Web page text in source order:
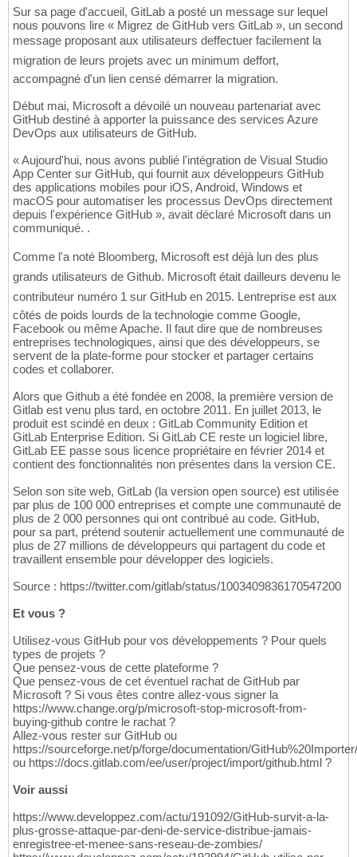
Sur sa page d'accueil, GitLab a posté un message sur lequel
nous pouvons lire « Migrez de GitHub vers GitLab », un second
message proposant aux utilisateurs deffectuer facilement la
migration de leurs projets avec un minimum deffort,
accompagné d'un lien censé démarrer la migration.
Début mai, Microsoft a dévoilé un nouveau partenariat avec
GitHub destiné à apporter la puissance des services Azure
DevOps aux utilisateurs de GitHub.
« Aujourd'hui, nous avons publié l'intégration de Visual Studio
App Center sur GitHub, qui fournit aux développeurs GitHub
des applications mobiles pour iOS, Android, Windows et
macOS pour automatiser les processus DevOps directement
depuis l'expérience GitHub », avait déclaré Microsoft dans un
communiqué. .
Comme l'a noté Bloomberg, Microsoft est déjà lun des plus
grands utilisateurs de Github. Microsoft était dailleurs devenu le
contributeur numéro 1 sur GitHub en 2015. Lentreprise est aux
côtés de poids lourds de la technologie comme Google,
Facebook ou même Apache. Il faut dire que de nombreuses
entreprises technologiques, ainsi que des développeurs, se
servent de la plate-forme pour stocker et partager certains
codes et collaborer.
Alors que Github a été fondée en 2008, la première version de
Gitlab est venu plus tard, en octobre 2011. En juillet 2013, le
produit est scindé en deux : GitLab Community Edition et
GitLab Enterprise Edition. Si GitLab CE reste un logiciel libre,
GitLab EE passe sous licence propriétaire en février 2014 et
contient des fonctionnalités non présentes dans la version CE.
Selon son site web, GitLab (la version open source) est utilisée
par plus de 100 000 entreprises et compte une communauté de
plus de 2 000 personnes qui ont contribué au code. GitHub,
pour sa part, prétend soutenir actuellement une communauté de
plus de 27 millions de développeurs qui partagent du code et
travaillent ensemble pour développer des logiciels.
Source : https://twitter.com/gitlab/status/1003409836170547200
Et vous ?
Utilisez-vous GitHub pour vos développements ? Pour quels
types de projets ?
Que pensez-vous de cette plateforme ?
Que pensez-vous de cet éventuel rachat de GitHub par
Microsoft ? Si vous êtes contre allez-vous signer la
https://www.change.org/p/microsoft-stop-microsoft-from-
buying-github contre le rachat ?
Allez-vous rester sur GitHub ou
https://sourceforge.net/p/forge/documentation/GitHub%20Importer/
ou https://docs.gitlab.com/ee/user/project/import/github.html ?
Voir aussi
https://www.developpez.com/actu/191092/GitHub-survit-a-la-
plus-grosse-attaque-par-deni-de-service-distribue-jamais-
enregistree-et-menee-sans-reseau-de-zombies/